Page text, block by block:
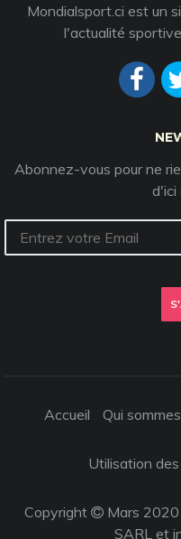
Mondialsport.ci est un
l'actualité
Abonnez-vous pour ne
d'ici
Accueil Qui
Utilisation
Copyright
Mars 2020
SARL et